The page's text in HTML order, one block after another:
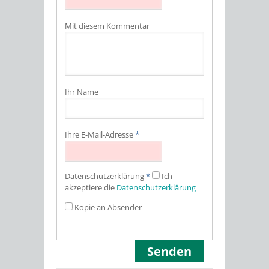
Mit diesem Kommentar
Ihr Name
Ihre E-Mail-Adresse*
Datenschutz­erklärung*
Ich
akzeptiere die Datenschutz­erklärung
Kopie an Absender